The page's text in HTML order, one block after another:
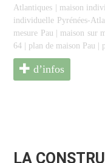
Atlantiques
maison
individuelle Pyrénées-
mesure Pau
maison sur
64
plan de maison Pau
d’infos
LA